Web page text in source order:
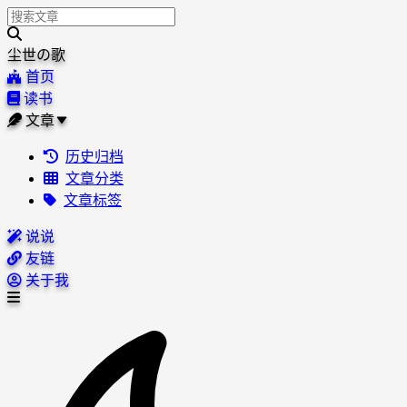
尘世の歌
首页
读书
文章
历史归档
文章分类
文章标签
说说
友链
关于我